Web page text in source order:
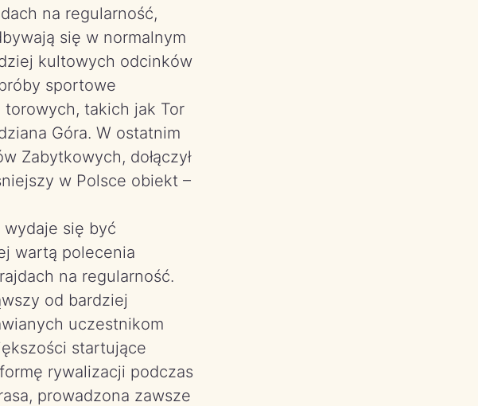
na regularność,
się w normalnym
kultowych odcinków
sportowe
takich jak Tor
Góra. W ostatnim
Zabytkowych, dołączył
w Polsce obiekt –
wydaje się być
wartą polecenia
na regularność.
od bardziej
uczestnikom
startujące
rywalizacji podczas
prowadzona zawsze